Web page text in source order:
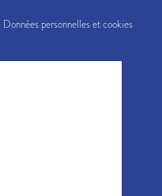
Données personnelles et cookies